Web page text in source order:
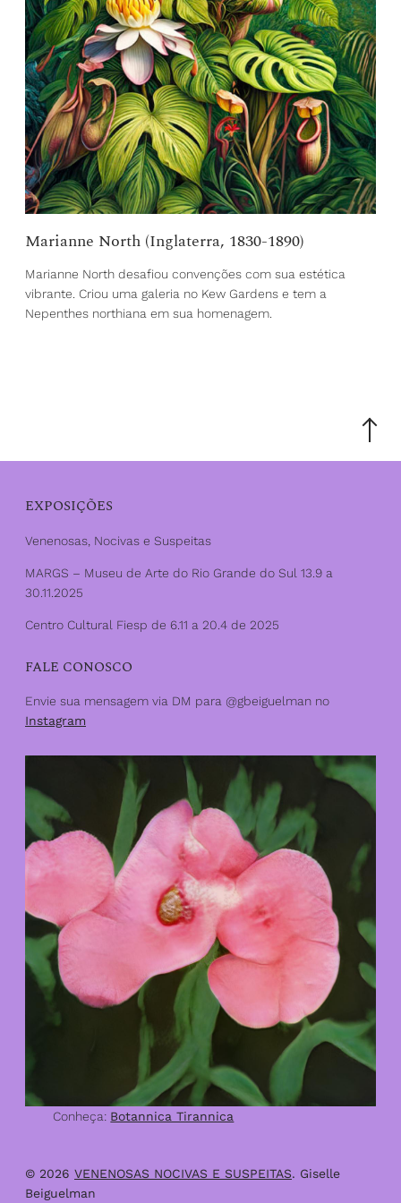
Marianne North (Inglaterra, 1830-1890)
Marianne North desafiou convenções com sua estética
vibrante. Criou uma galeria no Kew Gardens e tem a
Nepenthes northiana em sua homenagem.
Scroll
the
EXPOSIÇÕES
Venenosas, Nocivas e Suspeitas
MARGS – Museu de Arte do Rio Grande do Sul 13.9 a
30.11.2025
Centro Cultural Fiesp de 6.11 a 20.4 de 2025
FALE CONOSCO
Envie sua mensagem via DM para @gbeiguelman no
Instagram
Conheça: Botannica Tirannica
© 2026 VENENOSAS NOCIVAS E SUSPEITAS. Giselle
Beiguelman